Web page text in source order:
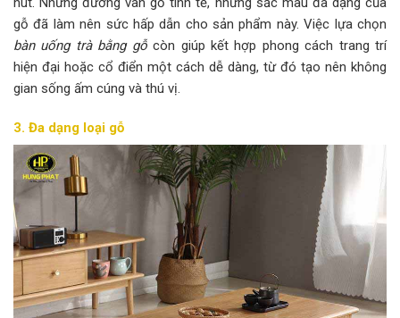
gỗ đã làm nên sức hấp dẫn cho sản phẩm này. Việc lựa chọn
bàn uống trà bằng gỗcòn giúp kết hợp phong cách trang trí
hiện đại hoặc cổ điển một cách dễ dàng, từ đó tạo nên không
gian sống ấm cúng và thú vị.
3. Đa dạng loại gỗ